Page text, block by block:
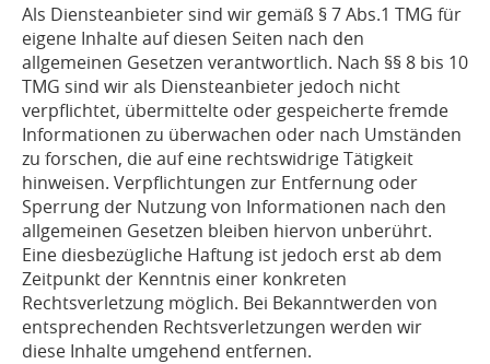
Als Diensteanbieter sind wir gemäß § 7 Abs.1 TMG für
eigene Inhalte auf diesen Seiten nach den
allgemeinen Gesetzen verantwortlich. Nach §§ 8 bis 10
TMG sind wir als Diensteanbieter jedoch nicht
verpflichtet, übermittelte oder gespeicherte fremde
Informationen zu überwachen oder nach Umständen
zu forschen, die auf eine rechtswidrige Tätigkeit
hinweisen. Verpflichtungen zur Entfernung oder
Sperrung der Nutzung von Informationen nach den
allgemeinen Gesetzen bleiben hiervon unberührt.
Eine diesbezügliche Haftung ist jedoch erst ab dem
Zeitpunkt der Kenntnis einer konkreten
Rechtsverletzung möglich. Bei Bekanntwerden von
entsprechenden Rechtsverletzungen werden wir
diese Inhalte umgehend entfernen.